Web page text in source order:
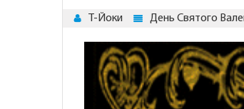
Т-Йоки День Святого